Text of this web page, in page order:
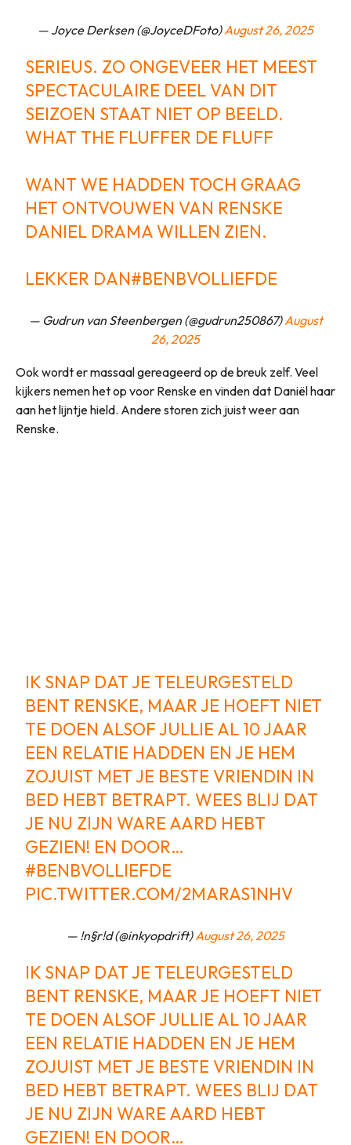
— Joyce Derksen (@JoyceDFoto)August 26, 2025
SERIEUS. ZO ONGEVEER HET MEEST
SPECTACULAIRE DEEL VAN DIT
SEIZOEN STAAT NIET OP BEELD.
WHAT THE FLUFFER DE FLUFF
WANT WE HADDEN TOCH GRAAG
HET ONTVOUWEN VAN RENSKE
DANIEL DRAMA WILLEN ZIEN.
LEKKER DAN#BENBVOLLIEFDE
— Gudrun van Steenbergen (@gudrun250867)August
26, 2025
Ook wordt er massaal gereageerd op de breuk zelf. Veel
kijkers nemen het op voor Renske en vinden dat Daniël haar
aan het lijntje hield. Andere storen zich juist weer aan
Renske.
IK SNAP DAT JE TELEURGESTELD
BENT RENSKE, MAAR JE HOEFT NIET
TE DOEN ALSOF JULLIE AL 10 JAAR
EEN RELATIE HADDEN EN JE HEM
ZOJUIST MET JE BESTE VRIENDIN IN
BED HEBT BETRAPT. WEES BLIJ DAT
JE NU ZIJN WARE AARD HEBT
GEZIEN! EN DOOR…
#BENBVOLLIEFDE
PIC.TWITTER.COM/2MARAS1NHV
— !n§r!d (@inkyopdrift)August 26, 2025
IK SNAP DAT JE TELEURGESTELD
BENT RENSKE, MAAR JE HOEFT NIET
TE DOEN ALSOF JULLIE AL 10 JAAR
EEN RELATIE HADDEN EN JE HEM
ZOJUIST MET JE BESTE VRIENDIN IN
BED HEBT BETRAPT. WEES BLIJ DAT
JE NU ZIJN WARE AARD HEBT
GEZIEN! EN DOOR…